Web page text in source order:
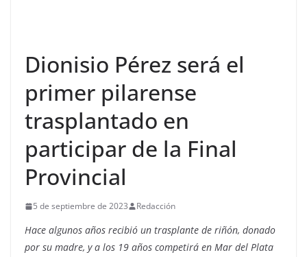
Dionisio Pérez será el
primer pilarense
trasplantado en
participar de la Final
Provincial
5 de septiembre de 2023 Redacción
Hace algunos años recibió un trasplante de riñón, donado
por su madre, y a los 19 años competirá en Mar del Plata